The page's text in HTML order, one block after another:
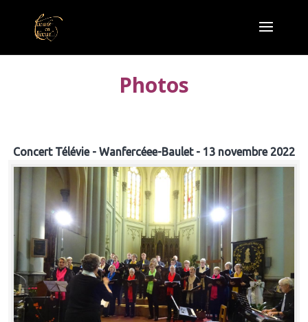
Photos
Concert Télévie - Wanfercéee-Baulet - 13 novembre 2022